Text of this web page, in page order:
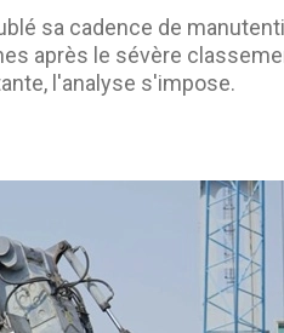
sa cadence de
après le sévère
l'analyse s'impose.